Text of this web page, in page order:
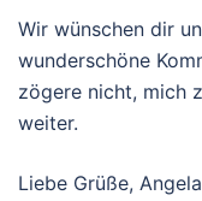
Wir wünschen dir
wunderschöne
zögere nicht, mich
weiter.
Liebe Grüße,